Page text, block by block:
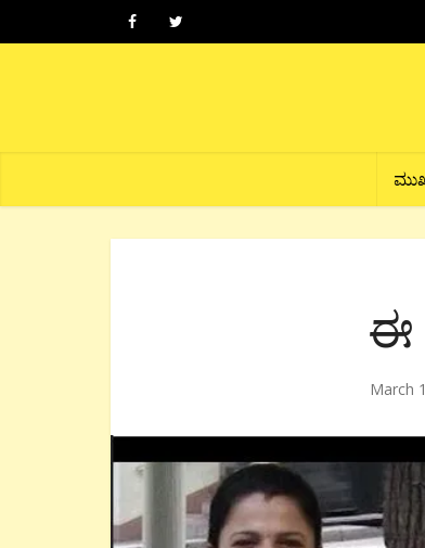
ಈ
March